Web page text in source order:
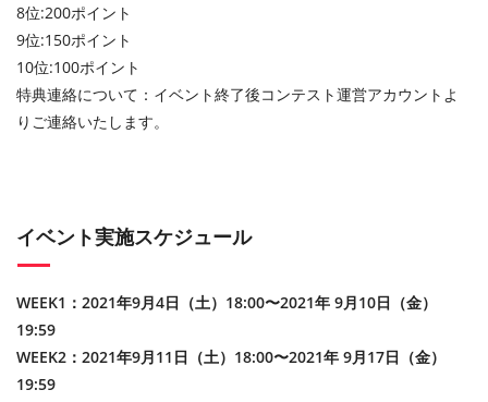
8位:200ポイント
9位:150ポイント
10位:100ポイント
特典連絡について：イベント終了後コンテスト運営アカウントよ
りご連絡いたします。
イベント実施スケジュール
WEEK1：2021年9月4日（土）18:00〜2021年 9月10日（金）
19:59
WEEK2：2021年9月11日（土）18:00〜2021年 9月17日（金）
19:59